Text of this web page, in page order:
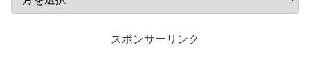
スポンサーリンク